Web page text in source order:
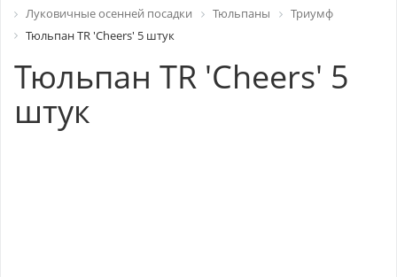
Луковичные осенней посадки
Тюльпаны
Триумф
Тюльпан TR 'Cheers' 5 штук
Тюльпан TR 'Cheers' 5
штук